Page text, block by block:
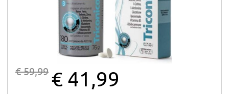
€ 59,99 € 41,99